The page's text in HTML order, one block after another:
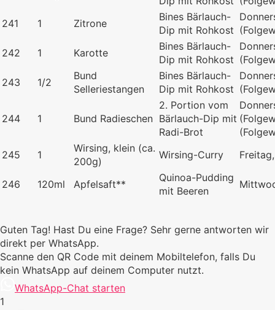
241
1 Zitrone
Bines Bärlauch-
Dip mit Rohkost
242
1 Karotte
Bines Bärlauch-
Dip mit Rohkost
243
1/2
Bund
Selleriestangen
Bines Bärlauch-
Dip mit Rohkost
244 1 Bund Radieschen
2. Portion vom
Bärlauch-Dip mit
Radi-Brot
245
1
Wirsing, klein (ca.
200g)
Wirsing-Curry
246 120ml Apfelsaft**
Quinoa-Pudding
mit Beeren
Guten Tag! Hast Du eine Frage? Sehr gerne antworten wir
direkt per WhatsApp.
Scanne den QR Code mit deinem Mobiltelefon, falls Du
kein WhatsApp auf deinem Computer nutzt.
WhatsApp-Chat starten
1